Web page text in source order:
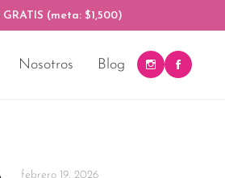
(meta: $1,500)
Nosotros Blog
febrero 19, 2026